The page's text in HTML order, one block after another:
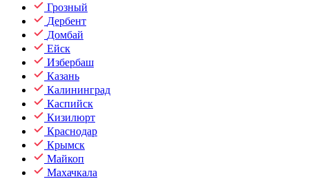
Грозный
Дербент
Домбай
Ейск
Избербаш
Казань
Калининград
Каспийск
Кизилюрт
Краснодар
Крымск
Майкоп
Махачкала